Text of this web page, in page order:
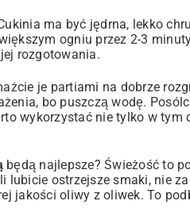
ma być jędrna, lekko
ogniu przez 2-3
rozgotowania.
je partiami na dobrze
bo puszczą wodę.
wykorzystać nie tylko w tym
będą najlepsze? Świeżość to
ostrzejsze smaki, nie
jakości oliwy z oliwek. To